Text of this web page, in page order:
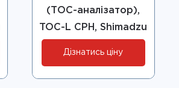
(ТОС-аналізатор),
TOC-L CPH, Shimadzu
Дізнатись ціну